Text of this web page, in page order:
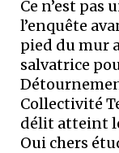
Ce n’est pas
l’enquête
pied du mur
salvatrice
Collectivité
délit atteint
Oui chers